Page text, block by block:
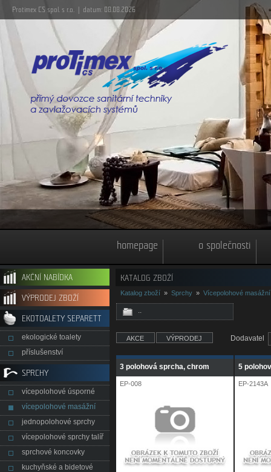
Protimex CS spol. s r.o. | datum: 08.08.2026
homepage o společnosti
AKČNÍ NABÍDKA
VÝPRODEJ ZBOŽÍ
EKOTOALETY SEPARETT
ekologické toalety
příslušenství
SPRCHY
vícepolohové úsporné
vícepolohové masážní
jednopolohové sprchy
vícepolohové sprchy talíř
sprchové koncovky
kuchyňské a bidetové
KATALOG ZBOŽÍ
Katalog zboží » Sprchy » Vícepolohové masážní
..
Dodavatel
AKCE VÝPRODEJ
3 polohová sprcha, chrom
EP-008
5
EP-2143A